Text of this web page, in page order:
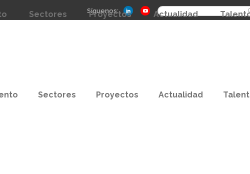
Síguenos:
Sectores Proyectos Actualidad
Sectores Proyectos Actualidad